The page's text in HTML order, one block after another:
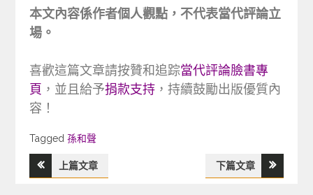
本文內容係作者個人觀點，不代表當代評論立
場。
喜歡這篇文章請按贊和追踪當代評論臉書專
頁 ，並且給予捐款支持 ，持續鼓勵出版優質內
容！
Tagged
Tagged孫和聲
文
上篇文章 下篇文章